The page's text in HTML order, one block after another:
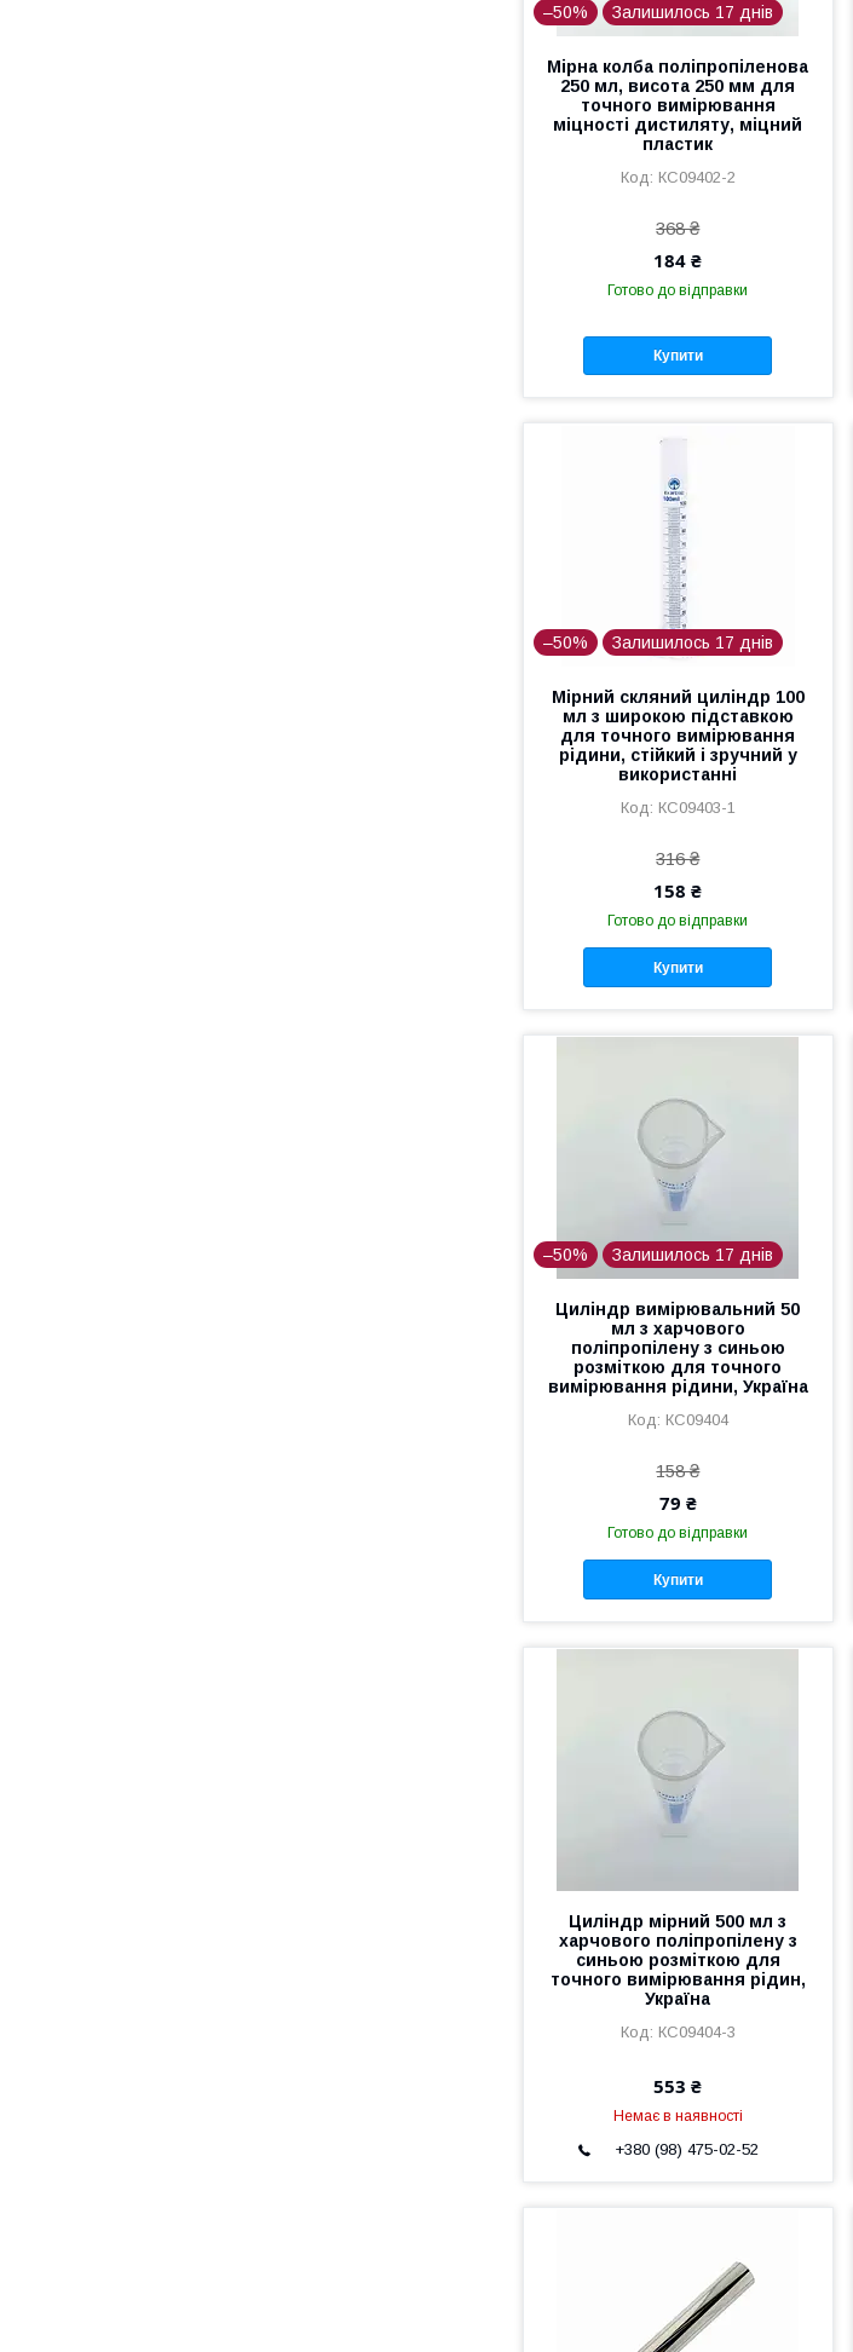
–50% Залишилось 17 днів
Мірна колба поліпропіленова
250 мл, висота 250 мм для
точного вимірювання
міцності дистиляту, міцний
пластик
КС09402-2
368 ₴
184 ₴
Готово до відправки
Купити
–50% Залишилось 17 днів
Мірний скляний циліндр 100
мл з широкою підставкою
для точного вимірювання
рідини, стійкий і зручний у
використанні
КС09403-1
316 ₴
158 ₴
Готово до відправки
Купити
–50% Залишилось 17 днів
Циліндр вимірювальний 50
мл з харчового
поліпропілену з синьою
розміткою для точного
вимірювання рідини, Україна
КС09404
158 ₴
79 ₴
Готово до відправки
Купити
Циліндр мірний 500 мл з
харчового поліпропілену з
синьою розміткою для
точного вимірювання рідин,
Україна
КС09404-3
553 ₴
Немає в наявності
+380 (98) 475-02-52